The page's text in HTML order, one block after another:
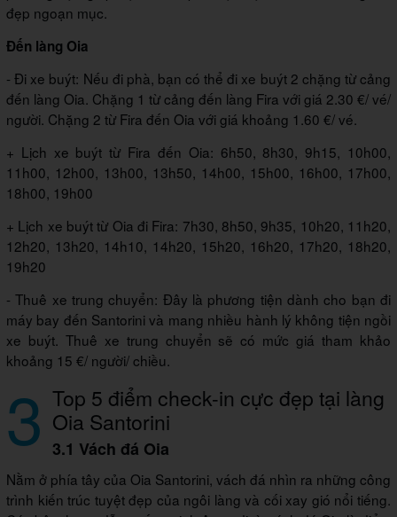
đẹp ngoạn mục.
Đến làng Oia
- Đi xe buýt: Nếu đi phà, bạn có thể đi xe buýt 2 chặng từ cảng
đến làng Oia. Chặng 1 từ cảng đến làng Fira với giá 2.30 €/ vé/
người. Chặng 2 từ Fira đến Oia với giá khoảng 1.60 €/ vé.
+ Lịch xe buýt từ Fira đến Oia: 6h50, 8h30, 9h15, 10h00,
11h00, 12h00, 13h00, 13h50, 14h00, 15h00, 16h00, 17h00,
18h00, 19h00
+ Lịch xe buýt từ Oia đi Fira: 7h30, 8h50, 9h35, 10h20, 11h20,
12h20, 13h20, 14h10, 14h20, 15h20, 16h20, 17h20, 18h20,
19h20
- Thuê xe trung chuyển: Đây là phương tiện dành cho bạn đi
máy bay đến Santorini và mang nhiều hành lý không tiện ngồi
xe buýt. Thuê xe trung chuyển sẽ có mức giá tham khảo
khoảng 15 €/ người/ chiều.
3 Top 5 điểm check-in cực đẹp tại làng
Oia Santorini
3.1 Vách đá Oia
Nằm ở phía tây của Oia Santorini, vách đá nhìn ra những công
trình kiến trúc tuyệt đẹp của ngôi làng và cối xay gió nổi tiếng.